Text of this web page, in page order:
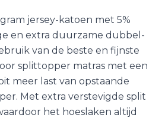
jersey-katoen met 5%
en extra duurzame dubbel-
van de beste en fijnste
splittopper matras met een
meer last van opstaande
Met extra verstevigde split
het hoeslaken altijd